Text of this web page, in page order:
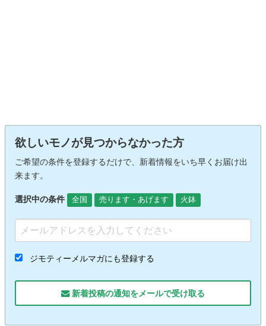
欲しいモノが見つからなかった方
ご希望の条件を登録するだけで、新着情報をいち早くお届け出
来ます。
選択中の条件 全国 売ります・あげます 火鉢
ジモティーメルマガにも登録する
新着投稿の通知をメールで受け取る